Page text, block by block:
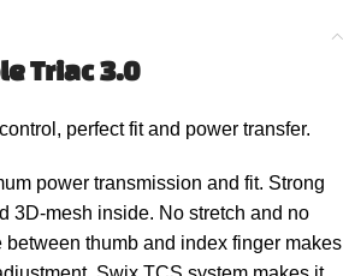
Triac 3.0
perfect fit and power transfer.
power transmission and fit. Strong
3D-mesh inside. No stretch and no
between thumb and index finger makes